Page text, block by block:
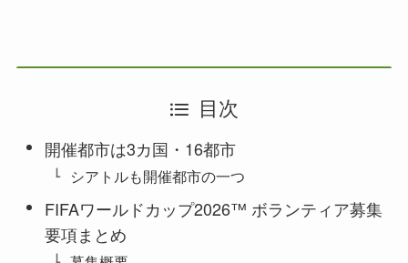
目次
開催都市は3カ国・16都市
シアトルも開催都市の一つ
FIFAワールドカップ2026™ ボランティア募集
要項まとめ